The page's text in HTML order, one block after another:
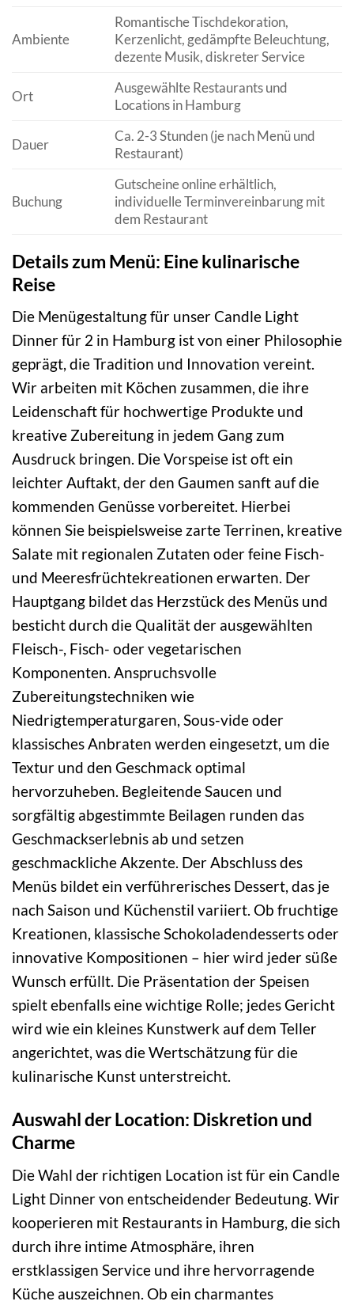
Ambiente
Romantische Tischdekoration,
Kerzenlicht, gedämpfte Beleuchtung,
dezente Musik, diskreter Service
Ort
Ausgewählte Restaurants und
Locations in Hamburg
Dauer
Ca. 2-3 Stunden (je nach Menü und
Restaurant)
Buchung
Gutscheine online erhältlich,
individuelle Terminvereinbarung mit
dem Restaurant
Details zum Menü: Eine kulinarische
Reise
Die Menügestaltung für unser Candle Light
Dinner für 2 in Hamburg ist von einer Philosophie
geprägt, die Tradition und Innovation vereint.
Wir arbeiten mit Köchen zusammen, die ihre
Leidenschaft für hochwertige Produkte und
kreative Zubereitung in jedem Gang zum
Ausdruck bringen. Die Vorspeise ist oft ein
leichter Auftakt, der den Gaumen sanft auf die
kommenden Genüsse vorbereitet. Hierbei
können Sie beispielsweise zarte Terrinen, kreative
Salate mit regionalen Zutaten oder feine Fisch-
und Meeresfrüchtekreationen erwarten. Der
Hauptgang bildet das Herzstück des Menüs und
besticht durch die Qualität der ausgewählten
Fleisch-, Fisch- oder vegetarischen
Komponenten. Anspruchsvolle
Zubereitungstechniken wie
Niedrigtemperaturgaren, Sous-vide oder
klassisches Anbraten werden eingesetzt, um die
Textur und den Geschmack optimal
hervorzuheben. Begleitende Saucen und
sorgfältig abgestimmte Beilagen runden das
Geschmackserlebnis ab und setzen
geschmackliche Akzente. Der Abschluss des
Menüs bildet ein verführerisches Dessert, das je
nach Saison und Küchenstil variiert. Ob fruchtige
Kreationen, klassische Schokoladendesserts oder
innovative Kompositionen – hier wird jeder süße
Wunsch erfüllt. Die Präsentation der Speisen
spielt ebenfalls eine wichtige Rolle; jedes Gericht
wird wie ein kleines Kunstwerk auf dem Teller
angerichtet, was die Wertschätzung für die
kulinarische Kunst unterstreicht.
Auswahl der Location: Diskretion und
Charme
Die Wahl der richtigen Location ist für ein Candle
Light Dinner von entscheidender Bedeutung. Wir
kooperieren mit Restaurants in Hamburg, die sich
durch ihre intime Atmosphäre, ihren
erstklassigen Service und ihre hervorragende
Küche auszeichnen. Ob ein charmantes